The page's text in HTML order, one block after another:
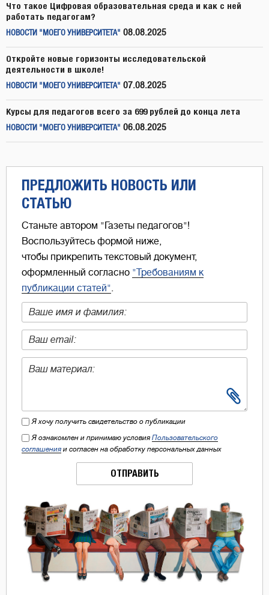
Что такое Цифровая образовательная среда и как с ней
работать педагогам?
НОВОСТИ "МОЕГО УНИВЕРСИТЕТА" 08.08.2025
Откройте новые горизонты исследовательской
деятельности в школе!
НОВОСТИ "МОЕГО УНИВЕРСИТЕТА" 07.08.2025
Курсы для педагогов всего за 699 рублей до конца лета
НОВОСТИ "МОЕГО УНИВЕРСИТЕТА" 06.08.2025
ПРЕДЛОЖИТЬ НОВОСТЬ ИЛИ
СТАТЬЮ
Станьте автором "Газеты педагогов"!
Воспользуйтесь формой ниже,
чтобы прикрепить текстовый документ,
оформленный согласно "Требованиям к
публикации статей".
Я хочу получить свидетельство о публикации
Я ознакомлен и принимаю условия Пользовательского
соглашения и согласен на обработку персональных данных
ОТПРАВИТЬ